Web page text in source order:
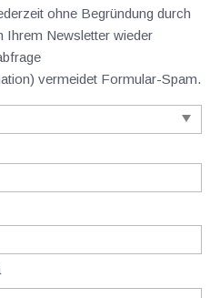
ohne Begründung durch
Ihrem Newsletter wieder
vermeidet Formular-Spam.